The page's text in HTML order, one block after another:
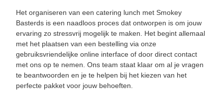
Het organiseren van een catering lunch met Smokey
Basterds is een naadloos proces dat ontworpen is om jouw
ervaring zo stressvrij mogelijk te maken. Het begint allemaal
met het plaatsen van een bestelling via onze
gebruiksvriendelijke online interface of door direct contact
met ons op te nemen. Ons team staat klaar om al je vragen
te beantwoorden en je te helpen bij het kiezen van het
perfecte pakket voor jouw behoeften.